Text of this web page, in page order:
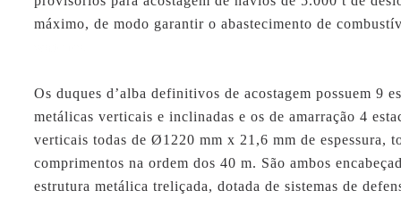
máximo, de modo garantir o abastecimento de
Os duques d’alba definitivos de acostagem possuem 9
metálicas verticais e inclinadas e os de amarração 4
verticais todas de Ø1220 mm x 21,6 mm de espessura,
comprimentos na ordem dos 40 m. São ambos
estrutura metálica treliçada, dotada de sistemas de